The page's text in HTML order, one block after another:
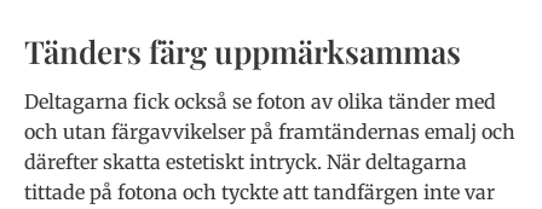
Tänders färg uppmärksammas
Deltagarna fick också se foton av olika tänder med
och utan färgavvikelser på framtändernas emalj och
därefter skatta estetiskt intryck. När deltagarna
tittade på fotona och tyckte att tandfärgen inte var